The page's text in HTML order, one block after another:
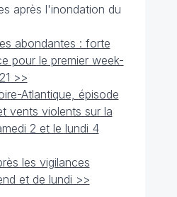
après l'inondation du
abondantes : forte
pour le premier week-
>>
Atlantique, épisode
vents violents sur la
2 et le lundi 4
les vigilances
et de lundi >>